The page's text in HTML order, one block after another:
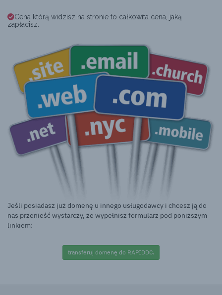
Cena którą widzisz na stronie to całkowita cena, jaką
zapłacisz.
Jeśli posiadasz już domenę u innego usługodawcy i chcesz ją do
nas przenieść wystarczy, że wypełnisz formularz pod poniższym
linkiem:
transferuj domenę do RAPIDDC.